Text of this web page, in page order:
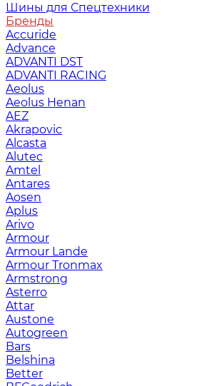
Шины для Спецтехники
Бренды
Accuride
Advance
ADVANTI DST
ADVANTI RACING
Aeolus
Aeolus Henan
AEZ
Akrapovic
Alcasta
Alutec
Amtel
Antares
Aosen
Aplus
Arivo
Armour
Armour Lande
Armour Tronmax
Armstrong
Asterro
Attar
Austone
Autogreen
Bars
Belshina
Better